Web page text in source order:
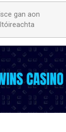
gan aon